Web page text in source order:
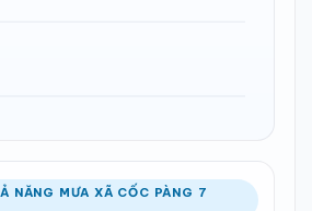
NĂNG MƯA XÃ CỐC PÀNG 7